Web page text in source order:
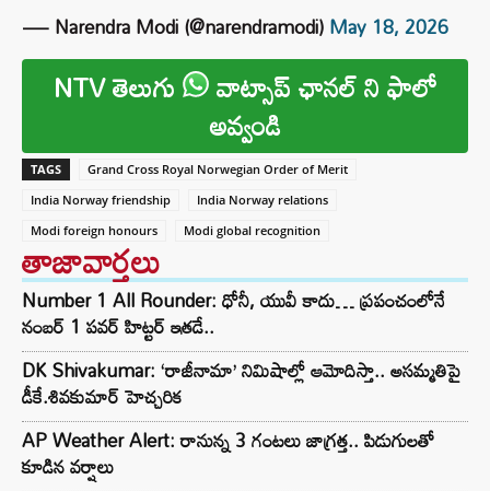
— Narendra Modi (@narendramodi)May 18, 2026
NTV తెలుగు వాట్సాప్ ఛానల్ ని ఫాలో
అవ్వండి
TAGS
Grand Cross Royal Norwegian Order of Merit
India Norway friendship
India Norway relations
Modi foreign honours
Modi global recognition
తాజావార్తలు
Number 1 All Rounder: ధోనీ, యువీ కాదు… ప్రపంచంలోనే
నంబర్ 1 పవర్ హిట్టర్ ఇతడే..
DK Shivakumar: ‘రాజీనామా’ నిమిషాల్లో ఆమోదిస్తా.. అసమ్మతిపై
డీకే.శివకుమార్ హెచ్చరిక
AP Weather Alert: రానున్న 3 గంటలు జాగ్రత్త.. పిడుగులతో
కూడిన వర్షాలు